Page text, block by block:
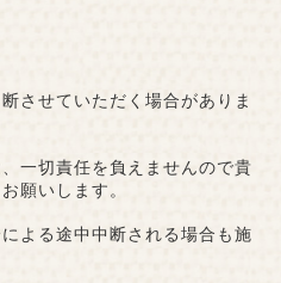
させていただく場合がありま
一切責任を負えませんので貴
願いします。
よる途中中断される場合も施